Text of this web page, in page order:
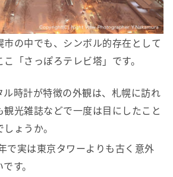
の中でも、シンボル的存在として
「さっぽろテレビ塔」です。
時計が特徴の外観は、札幌に訪れ
光雑誌などで一度は目にしたこと
ょうか。
で実は東京タワーよりも古く意外
す。